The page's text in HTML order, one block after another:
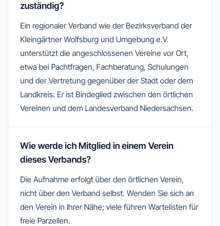
zuständig?
Ein regionaler Verband wie der Bezirksverband der
Kleingärtner Wolfsburg und Umgebung e.V.
unterstützt die angeschlossenen Vereine vor Ort,
etwa bei Pachtfragen, Fachberatung, Schulungen
und der Vertretung gegenüber der Stadt oder dem
Landkreis. Er ist Bindeglied zwischen den örtlichen
Vereinen und dem Landesverband Niedersachsen.
Wie werde ich Mitglied in einem Verein
dieses Verbands?
Die Aufnahme erfolgt über den örtlichen Verein,
nicht über den Verband selbst. Wenden Sie sich an
den Verein in Ihrer Nähe; viele führen Wartelisten für
freie Parzellen.